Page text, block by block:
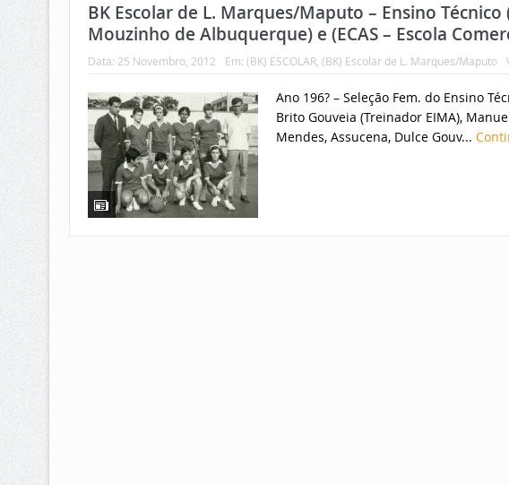
BK Escolar de L. Marques/Maputo – Ensino
Mouzinho de Albuquerque) e (ECAS – Escola
Data: 25 Novembro, 2012 Em: (BK) ESCOLAR, (BK) Escolar de L. Marques/Maputo
Ano 196? – Seleção Fem. do Ensino
Brito Gouveia (Treinador EIMA),
Mendes, Assucena, Dulce Gouv...